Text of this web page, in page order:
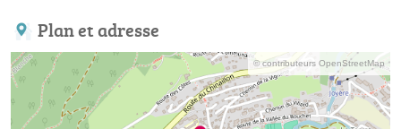
Plan et adresse
© contributeurs OpenStreetMap